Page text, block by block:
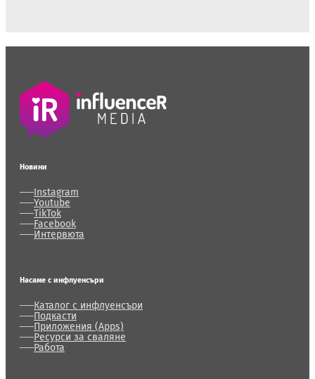
Новини
Instagram
Youtube
TikTok
Facebook
Интервюта
Насаме с инфлуенсъри
Каталог с инфлуенсъри
Подкасти
Приложения (Apps)
Ресурси за сваляне
Работа